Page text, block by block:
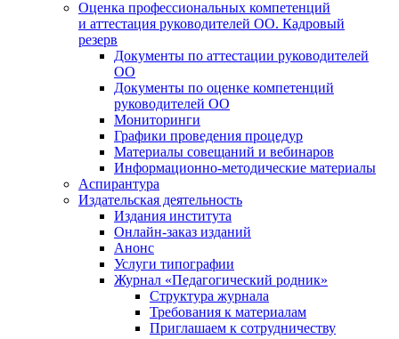
Оценка профессиональных компетенций
и аттестация руководителей ОО. Кадровый
резерв
Документы по аттестации руководителей
ОО
Документы по оценке компетенций
руководителей ОО
Мониторинги
Графики проведения процедур
Материалы совещаний и вебинаров
Информационно-методические материалы
Аспирантура
Издательская деятельность
Издания института
Онлайн-заказ изданий
Анонс
Услуги типографии
Журнал «Педагогический родник»
Структура журнала
Требования к материалам
Приглашаем к сотрудничеству